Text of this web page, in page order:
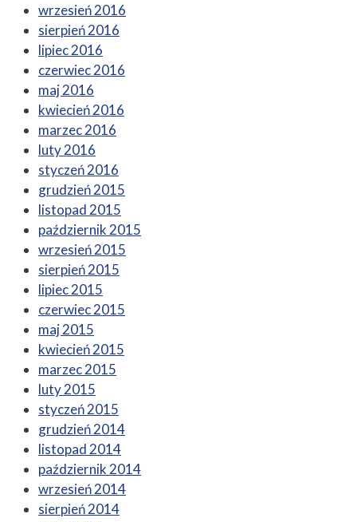
wrzesień 2016
sierpień 2016
lipiec 2016
czerwiec 2016
maj 2016
kwiecień 2016
marzec 2016
luty 2016
styczeń 2016
grudzień 2015
listopad 2015
październik 2015
wrzesień 2015
sierpień 2015
lipiec 2015
czerwiec 2015
maj 2015
kwiecień 2015
marzec 2015
luty 2015
styczeń 2015
grudzień 2014
listopad 2014
październik 2014
wrzesień 2014
sierpień 2014